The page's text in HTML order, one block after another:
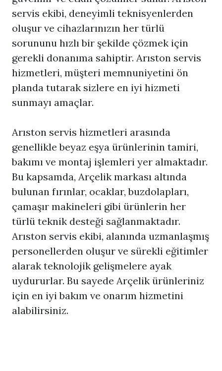
servis ekibi, deneyimli teknisyenlerden
oluşur ve cihazlarınızın her türlü
sorununu hızlı bir şekilde çözmek için
gerekli donanıma sahiptir. Arıston servis
hizmetleri, müşteri memnuniyetini ön
planda tutarak sizlere en iyi hizmeti
sunmayı amaçlar.
Arıston servis hizmetleri arasında
genellikle beyaz eşya ürünlerinin tamiri,
bakımı ve montaj işlemleri yer almaktadır.
Bu kapsamda, Arçelik markası altında
bulunan fırınlar, ocaklar, buzdolapları,
çamaşır makineleri gibi ürünlerin her
türlü teknik desteği sağlanmaktadır.
Arıston servis ekibi, alanında uzmanlaşmış
personellerden oluşur ve sürekli eğitimler
alarak teknolojik gelişmelere ayak
uydururlar. Bu sayede Arçelik ürünleriniz
için en iyi bakım ve onarım hizmetini
alabilirsiniz.